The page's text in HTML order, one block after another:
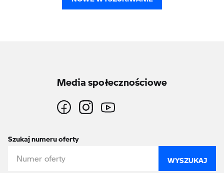
Media społecznościowe
Szukaj numeru oferty
WYSZUKAJ